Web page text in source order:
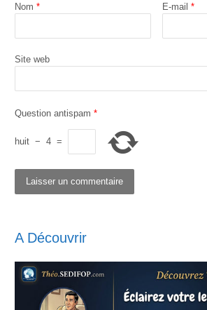
Nom * E-mail*
Site web
Question antispam *
huit − 4 =
A Découvrir